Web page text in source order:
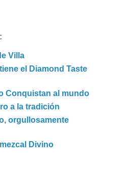
Villa
el Diamond Taste
Conquistan al mundo
a la tradición
orgullosamente
Divino